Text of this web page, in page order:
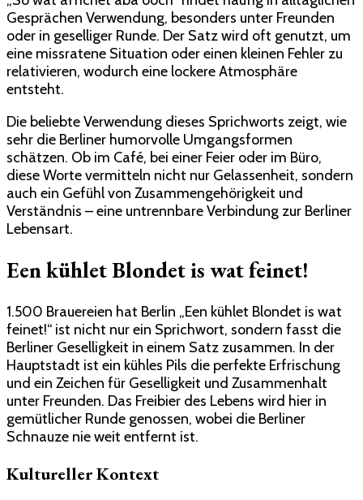
Gesprächen Verwendung, besonders unter Freunden
oder in geselliger Runde. Der Satz wird oft genutzt, um
eine missratene Situation oder einen kleinen Fehler zu
relativieren, wodurch eine lockere Atmosphäre
entsteht.
Die beliebte Verwendung dieses Sprichworts zeigt, wie
sehr die Berliner humorvolle Umgangsformen
schätzen. Ob im Café, bei einer Feier oder im Büro,
diese Worte vermitteln nicht nur Gelassenheit, sondern
auch ein Gefühl von Zusammengehörigkeit und
Verständnis – eine untrennbare Verbindung zur Berliner
Lebensart.
Een kühlet Blondet is wat feinet!
1.500 Brauereien hat Berlin „Een kühlet Blondet is wat
feinet!“ ist nicht nur ein Sprichwort, sondern fasst die
Berliner Geselligkeit in einem Satz zusammen. In der
Hauptstadt ist ein kühles Pils die perfekte Erfrischung
und ein Zeichen für Geselligkeit und Zusammenhalt
unter Freunden. Das Freibier des Lebens wird hier in
gemütlicher Runde genossen, wobei die Berliner
Schnauze nie weit entfernt ist.
Kultureller Kontext